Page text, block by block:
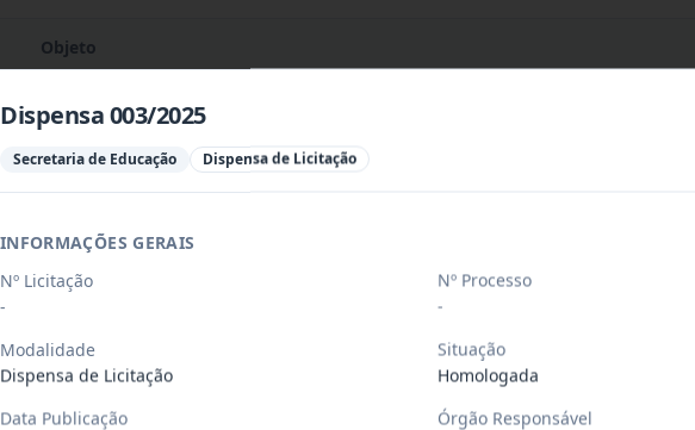
Objeto
REGISTRO DE PREÇOS PARA CONTRATAÇÃO DE EMPRESA PARA PRESTAÇÃ
REGISTRO DE PREÇOS PARA AQUISIÇÃO DE PRODUTOS VETERINÁRIOS P
CHAMAMENTO PÚBLICO PARA FINS DE CREDENCIAMENTO DE PESSOA JUR
CHAMAMENTO PÚBLICO PARA FINS DE CREDENCIAMENTO DE PESSOA JUR
Dispensa 003/2025
Secretaria de Educação Dispensa de Licitação
INFORMAÇÕES GERAIS
Nº Licitação
-
Nº Processo
-
Modalidade
Dispensa de Licitação
Situação
Homologada
Data Publicação
Órgão Responsável